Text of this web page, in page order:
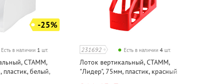
-25%
Есть в наличии 1 шт.
СТАММ,
пластик, белый,
231692 Есть в наличии4 шт.
Лоток вертикальный, СТАММ,
"Лидер", 75мм, пластик, красный